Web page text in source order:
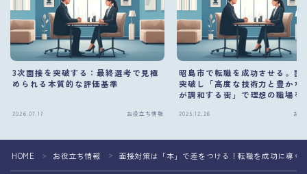
3次面接を突破する：最終選考で見極
められる本質的な評価基準
2026.07.17 お役立ち情報
昭島市で転職を成功させる。面
突破し「高度な技術力と豊かな
が調和する街」で理想の職場を
2025.12.26 お
HOME ＞ お役立ち情報 ＞ 面接対策は「本」で差をつける！転職を成功に導く